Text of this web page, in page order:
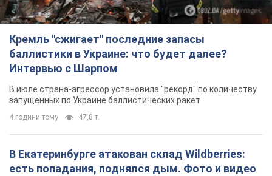
Кремль "сжигает" последние запасы
баллистики в Украине: что будет далее?
Интервью с Шарпом
В июле страна-агрессор установила "рекорд" по количеству
запущенных по Украине баллистических ракет
4 години тому 47,8 т.
В Екатеринбурге атакован склад Wildberries:
есть попадания, поднялся дым. Фото и видео